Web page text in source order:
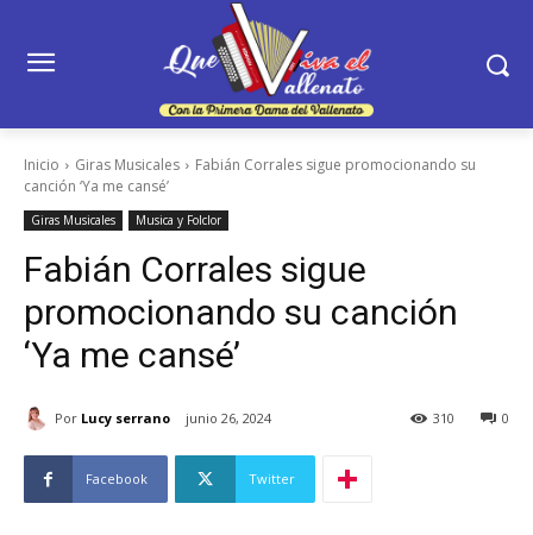
Inicio Giras Musicales
Fabián Corrales sigue promocionando su
canción ‘Ya me cansé’
Giras Musicales Musica y Folclor
Fabián Corrales sigue
promocionando su canción
‘Ya me cansé’
Por Lucy serrano junio 26, 2024 0
310
Facebook Twitter